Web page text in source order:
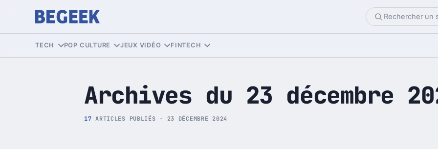
Tech et Pop culture
TECH POP CULTURE JEUX VIDÉO FINTECH
Archives du 23 décembre
17 ARTICLES PUBLIÉS · 23 DÉCEMBRE 2024